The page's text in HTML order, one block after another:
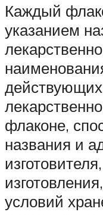
Каждый
указанием
флаконе,
названия и
условий